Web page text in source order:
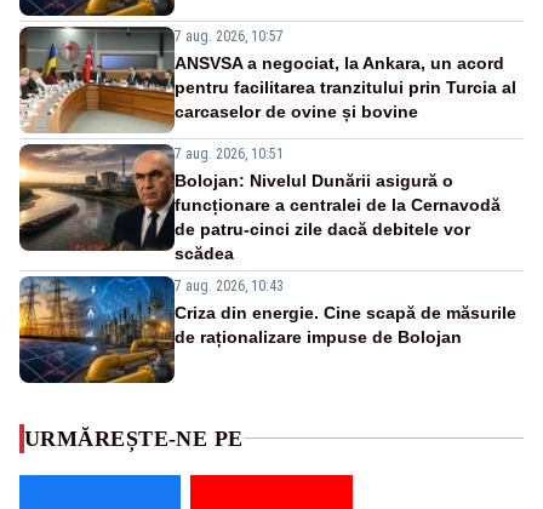
7 aug. 2026, 10:57
ANSVSA a negociat, la Ankara, un acord
pentru facilitarea tranzitului prin Turcia al
carcaselor de ovine și bovine
7 aug. 2026, 10:51
Bolojan: Nivelul Dunării asigură o
funcționare a centralei de la Cernavodă
de patru-cinci zile dacă debitele vor
scădea
7 aug. 2026, 10:43
Criza din energie. Cine scapă de măsurile
de raționalizare impuse de Bolojan
URMĂREȘTE-NE PE